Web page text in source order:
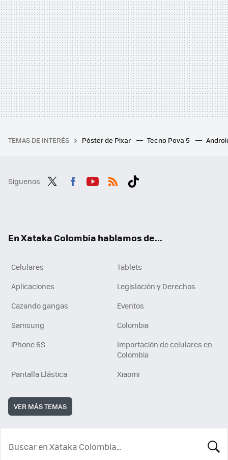
TEMAS DE INTERÉS Póster de Pixar Tecno Pova 5
Síguenos
En Xataka Colombia hablamos de...
Celulares
Tablets
Aplicaciones
Legislación y Derechos
Cazando gangas
Eventos
Samsung
Colombia
iPhone 6S
Importación de celulares en
Colombia
Pantalla Elástica
Xiaomi
VER MÁS TEMAS